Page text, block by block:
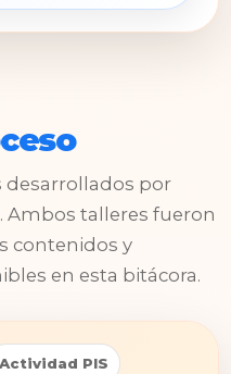
desarrollados por
Ambos talleres fueron
contenidos y
en esta bitácora.
Actividad PIS